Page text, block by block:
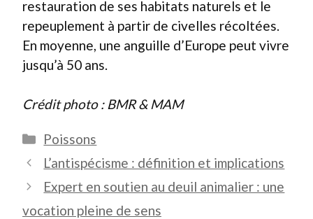
restauration de ses habitats naturels et le
repeuplement à partir de civelles récoltées.
En moyenne, une anguille d’Europe peut vivre
jusqu’à 50 ans.
Crédit photo : BMR & MAM
Catégories
Poissons
L’antispécisme : définition et implications
Expert en soutien au deuil animalier : une
vocation pleine de sens